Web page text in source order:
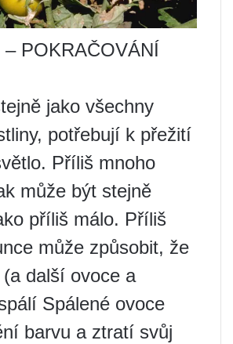
– POKRAČOVÁNÍ
jako všechny
potřebují k přežití
Příliš mnoho
může být stejně
příliš málo. Příliš
může způsobit, že
další ovoce a
Spálené ovoce
barvu a ztratí svůj